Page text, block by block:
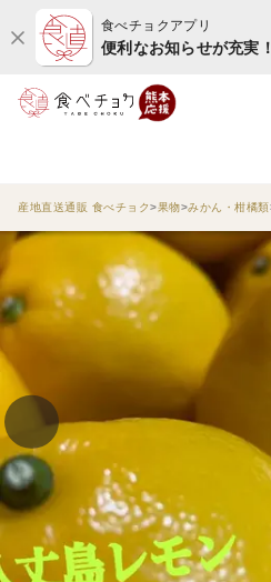
食べチョクアプリ
便利なお知らせが充実！
産地直送通販 食べチョク 果物 みかん・柑橘類